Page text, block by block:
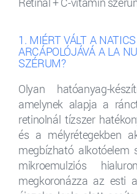
1. MIÉRT VÁLT A
ARCÁPOLÓJÁVÁ A LA
SZÉRUM?
Olyan hatóanyag-
amelynek alapja a
retinolnál tízszer
és a mélyrétegekben
megbízható alkotóelem
mikroemulziós
megkoronázza az esti